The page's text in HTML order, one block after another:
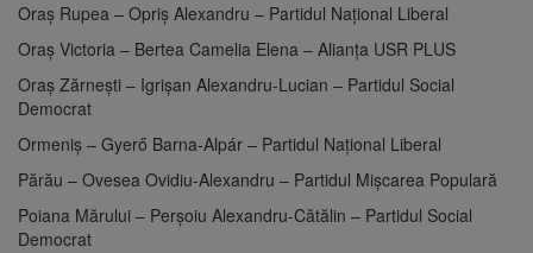
Oraş Rupea – Opriş Alexandru – Partidul Național Liberal
Oraş Victoria – Bertea Camelia Elena – Alianța USR PLUS
Oraş Zărneşti – Igrişan Alexandru-Lucian – Partidul Social
Democrat
Ormeniş – Gyerő Barna-Alpár – Partidul Național Liberal
Părău – Ovesea Ovidiu-Alexandru – Partidul Mișcarea Populară
Poiana Mărului – Perşoiu Alexandru-Cătălin – Partidul Social
Democrat